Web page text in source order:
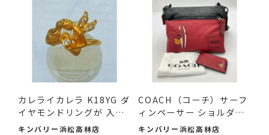
カレライカレラ K18YG ダ
イヤモンドリングが 入
荷...
キンバリー浜松高林店
COACH（コーチ）サーフ
ィンペーサー ショルダー
バ...
キンバリー浜松高林店